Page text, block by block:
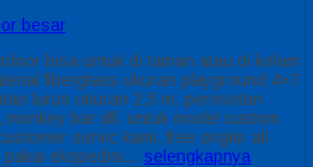
besar
bisa untuk di taman atau di kolam
fiberglass ukuran playground 4×7
lurus ukuran 2,5 m, perosotan
bar dll. untuk model custom
servic kami. free ongkir all
pakai ekspedisi… selengkapnya